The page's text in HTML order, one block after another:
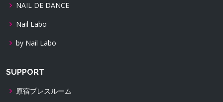
NAIL DE DANCE
Nail Labo
by Nail Labo
SUPPORT
原宿プレスルーム